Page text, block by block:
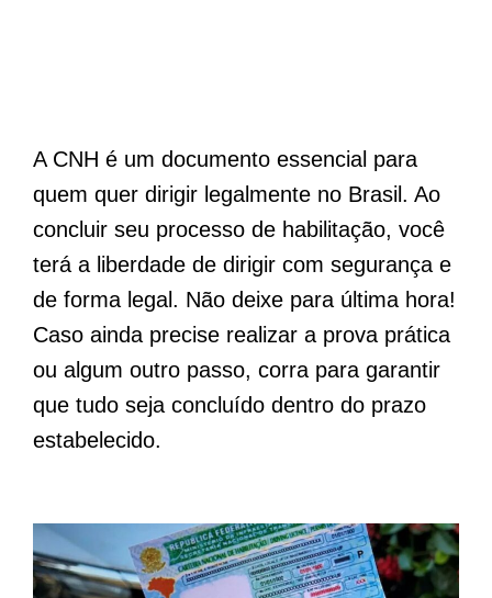
A CNH é um documento essencial para
quem quer dirigir legalmente no Brasil. Ao
concluir seu processo de habilitação, você
terá a liberdade de dirigir com segurança e
de forma legal. Não deixe para última hora!
Caso ainda precise realizar a prova prática
ou algum outro passo, corra para garantir
que tudo seja concluído dentro do prazo
estabelecido.